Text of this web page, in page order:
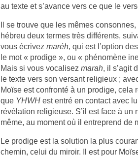
au texte et s’avance vers ce que le
Il se trouve que les mêmes consonnes,
hébreu deux termes très différents,
vous écrivez maréh, qui est l’option
le mot « prodige », ou « phénomène
Mais si vous vocalisez marah, il s’agit
le texte vers son versant religieux ;
Moïse est confronté à un prodige,
que YHWH est entré en contact avec
révélation religieuse. S’il est face à un
même, au moment où il entreprend de
Le prodige est la solution la plus
chemin, celui du miroir. Il est pour